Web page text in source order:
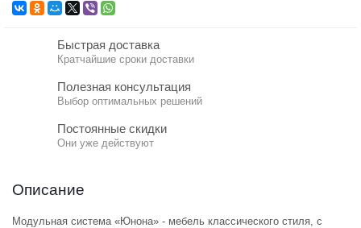
Быстрая доставка
Кратчайшие сроки доставки
Полезная консультация
Выбор оптимальных решений
Постоянные скидки
Они уже действуют
Описание
Модульная система «Юнона» - мебель классического стиля, с